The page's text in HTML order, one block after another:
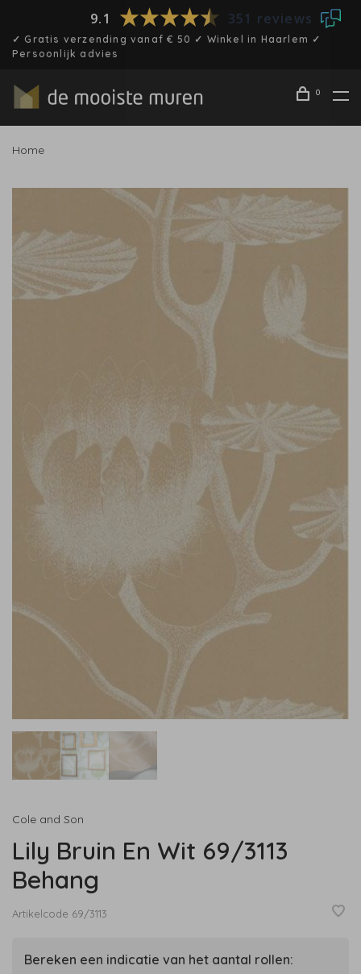
9.1 351 reviews
✓ Gratis verzending vanaf € 50 ✓ Winkel in Haarlem ✓
Persoonlijk advies
0
Home
Cole and Son
Lily Bruin En Wit 69/3113
Behang
Artikelcode 69/3113
Bereken een indicatie van het aantal rollen: